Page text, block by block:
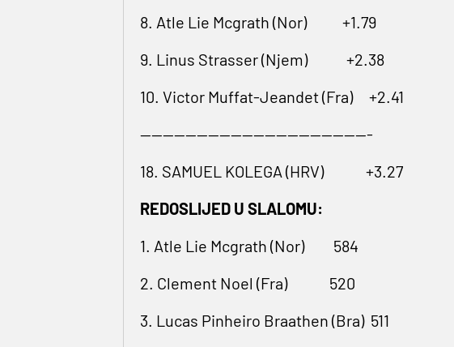
8. Atle Lie Mcgrath (Nor) +1.79
9. Linus Strasser (Njem) +2.38
10. Victor Muffat-Jeandet (Fra) +2.41
-----------------------------------------
18. SAMUEL KOLEGA (HRV) +3.27
REDOSLIJED U SLALOMU:
1. Atle Lie Mcgrath (Nor) 584
2. Clement Noel (Fra) 520
3. Lucas Pinheiro Braathen (Bra) 511